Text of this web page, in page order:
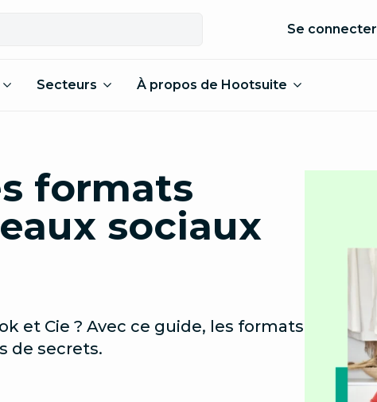
Se connecter
Secteurs À propos de Hootsuite
formats
sociaux
et Cie ? Avec ce guide, les formats
de secrets.